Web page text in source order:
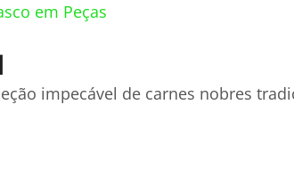
em Peças
impecável de carnes nobres